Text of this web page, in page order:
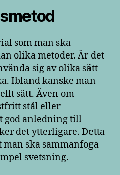
som man ska
olika metoder. Är det
sig av olika sätt
Ibland kanske man
sätt. Även om
stål eller
god anledning till
det ytterligare. Detta
man ska sammanfoga
svetsning.